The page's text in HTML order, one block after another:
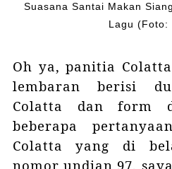
Suasana Santai Makan
Lagu (Foto:
Oh ya, panitia
lembaran berisi
Colatta dan form
beberapa
Colatta yang di
nomor undian 97,